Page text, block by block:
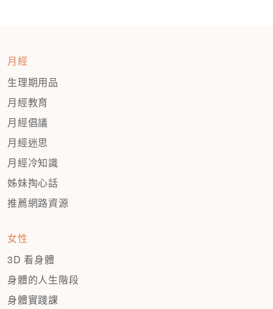
月經
生理期用品
月經教育
月經倡議
月經迷思
月經冷知識
姊妹掏心話
推薦網路資源
女性
3D 看身體
身體的人生階段
身體實踐課